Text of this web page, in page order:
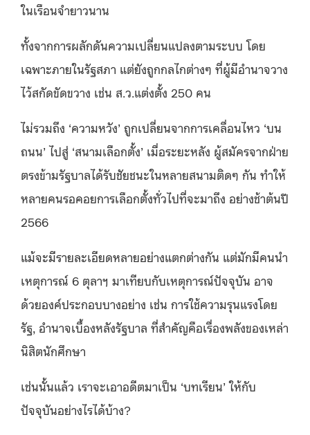
ในเรือนจำยาวนาน
ทั้งจากการผลักดันความเปลี่ยนแปลงตามระบบ โดย
เฉพาะภายในรัฐสภา แต่ยังถูกกลไกต่างๆ ที่ผู้มีอำนาจวาง
ไว้สกัดขัดขวาง เช่น ส.ว.แต่งตั้ง 250 คน
ไม่รวมถึง ‘ความหวัง’ ถูกเปลี่ยนจากการเคลื่อนไหว ‘บน
ถนน’ ไปสู่ ‘สนามเลือกตั้ง’ เมื่อระยะหลัง ผู้สมัครจากฝ่าย
ตรงข้ามรัฐบาลได้รับชัยชนะในหลายสนามติดๆ กัน ทำให้
หลายคนรอคอยการเลือกตั้งทั่วไปที่จะมาถึง อย่างช้าต้นปี
2566
แม้จะมีรายละเอียดหลายอย่างแตกต่างกัน แต่มักมีคนนำ
เหตุการณ์ 6 ตุลาฯ มาเทียบกับเหตุการณ์ปัจจุบัน อาจ
ด้วยองค์ประกอบบางอย่าง เช่น การใช้ความรุนแรงโดย
รัฐ, อำนาจเบื้องหลังรัฐบาล ที่สำคัญคือเรื่องพลังของเหล่า
นิสิตนักศึกษา
เช่นนั้นแล้ว เราจะเอาอดีตมาเป็น ‘บทเรียน’ ให้กับ
ปัจจุบันอย่างไรได้บ้าง?